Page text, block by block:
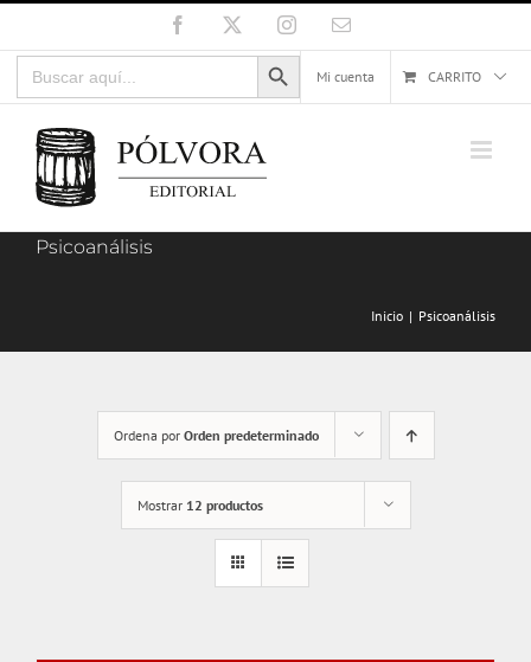
al
contenido
Facebook InstagramCorreo
Buscar:
Botón de búsqueda
Mi cuenta
CARRITO
Psicoanálisis
Inicio Psicoanálisis
Ordena por Orden predeterminado
Mostrar 12 productos